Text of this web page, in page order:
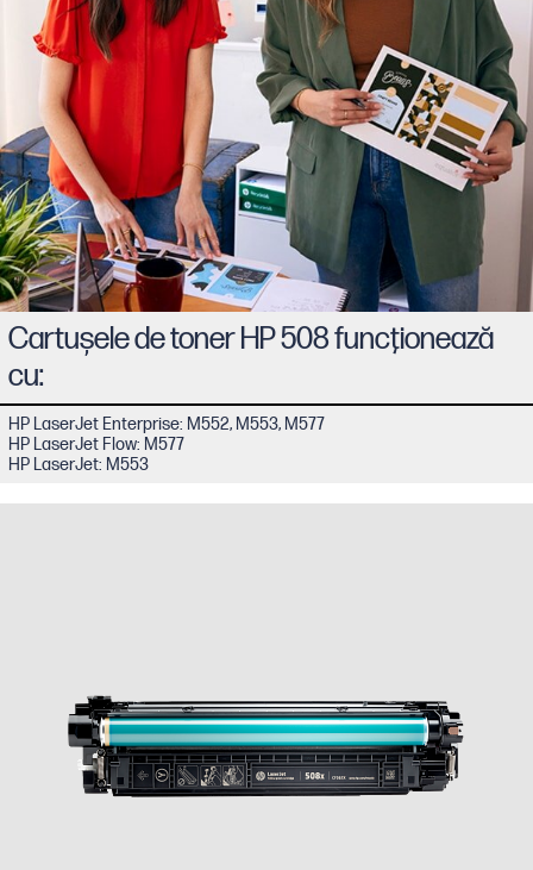
Cartuşele de toner HP 508 funcţionează
cu:
HP LaserJet Enterprise: M552, M553, M577
HP LaserJet Flow: M577
HP LaserJet: M553